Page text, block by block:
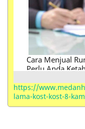
Perbedaan
Motel, Losmen,
Villa, Suite, Inn
https://
lama-kost-kost-8-